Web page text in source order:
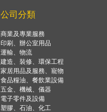
公司分類
商業及專業服務
印刷、辦公室用品
運輸、物流
建造、裝修、環保工程
家居用品及服務、寵物
食品糧油、餐飲業設備
五金、機械、儀器
電子零件及設備
塑膠、石油、化工